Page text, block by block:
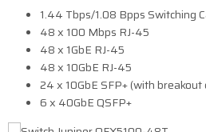
1.44 Tbps/1.08 Bpps Switching
48 x 100 Mbps RJ-45
48 x 1GbE RJ-45
48 x 10GbE RJ-45
24 x 10GbE SFP+ (with breakout
6 x 40GbE QSFP+